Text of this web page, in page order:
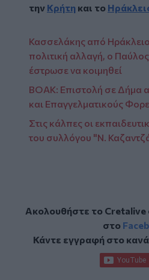
την Κρήτη και το
Κασσελάκης από
πολιτική αλλαγή, ο
έστρωσε να κοιμηθεί
ΒΟΑΚ: Επιστολή σε Δήμα
και Επαγγελματικούς
Στις κάλπες οι
του συλλόγου "Ν.
Ακολουθήστε το Cretalive
στο
Κάντε εγγραφή στο